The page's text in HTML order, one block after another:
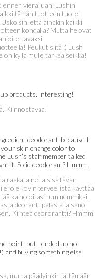
vierailuani Lushin
tämän tuotteen tuotot
että ainakin kaikki
kohdalla? Mutta he ovat
Peukut siitä :) Lush
on kyllä mulle tärkeä seikka!
products. Interesting!
Kiinnostavaa!
deodorant, because I
skin change color to
Lush’s staff member talked
it. Solid deodorant? Hmmm.
raaka-aineita sisältävän
ole kovin terveellistä käyttää
kainoloitasi tummemmiksi.
deoranttipalasta ja sanoi
Kiinteä deororantti? Hmmm.
point, but I ended up not
and buying something else
mutta päädyinkin jättämään